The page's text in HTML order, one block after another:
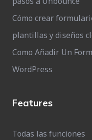
Cómo crear
plantillas y diseños
Como Añadir Un
WordPress
Features
Todas las funciones